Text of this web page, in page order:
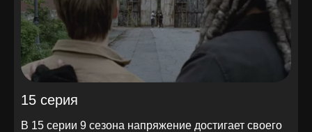
15 серия
В 15 серии 9 сезона напряжение достигает своего